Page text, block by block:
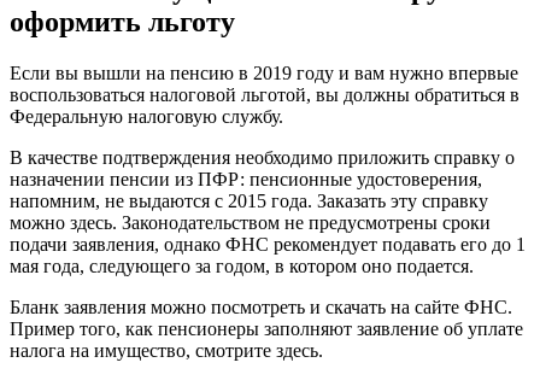
оформить льготу
Если вы вышли на пенсию в 2019 году и вам нужно впервые
воспользоваться налоговой льготой, вы должны обратиться в
Федеральную налоговую службу.
В качестве подтверждения необходимо приложить справку о
назначении пенсии из ПФР: пенсионные удостоверения,
напомним, не выдаются с 2015 года. Заказать эту справку
можно здесь. Законодательством не предусмотрены сроки
подачи заявления, однако ФНС рекомендует подавать его до 1
мая года, следующего за годом, в котором оно подается.
Бланк заявления можно посмотреть и скачать на сайте ФНС.
Пример того, как пенсионеры заполняют заявление об уплате
налога на имущество, смотрите здесь.